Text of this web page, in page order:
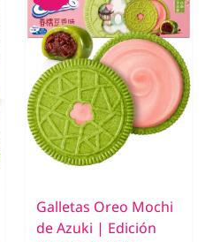
Galletas Oreo Mochi
de Azuki | Edición